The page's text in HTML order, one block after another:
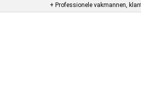
+ Professionele vakmannen,